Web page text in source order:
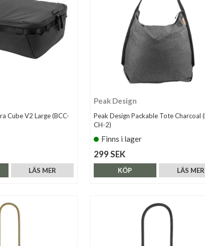
Cube V2 Large (BCC-
LÄS MER
Peak Design
Peak Design Packable Tote Charcoal
CH-2)
Finns i lager
299 SEK
LÄS MER
KÖP